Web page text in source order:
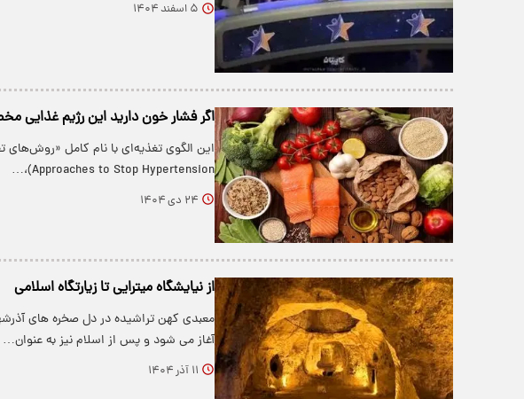
۵ اسفند ۱۴۰۴
اگر فشار خون دارید این رژیم
Approaches to Stop Hypertension)،…
۲۴ دی ۱۴۰۴
از نیایشگاه میترایی تا زیارتگاه اسلامی
معبدی کهن تراشیده در دل صخره های
آغاز می شود و پس از اسلام نیز به عنوان…
۱۱ آذر ۱۴۰۴